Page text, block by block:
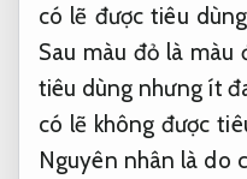
có lẽ được tiêu
Sau màu đỏ là màu
tiêu dùng nhưng ít
có lẽ không được
Nguyên nhân là do